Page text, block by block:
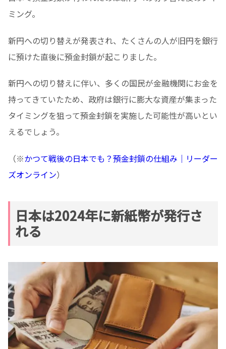
ミング。
新円への切り替えが発表され、たくさんの人が旧円を銀行
に預けた直後に預金封鎖が起こりました。
新円への切り替えに伴い、多くの国民が金融機関にお金を
持ってきていたため、政府は銀行に膨大な資産が集まった
タイミングを狙って預金封鎖を実施した可能性が高いとい
えるでしょう。
（※かつて戦後の日本でも？預金封鎖の仕組み｜リーダー
ズオンライン）
日本は2024年に新紙幣が発行さ
れる